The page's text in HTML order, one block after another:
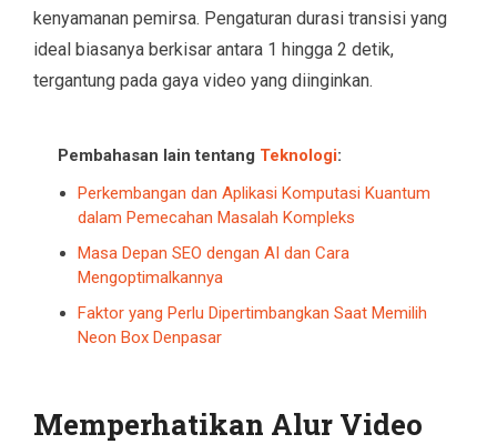
kenyamanan pemirsa. Pengaturan durasi transisi yang
ideal biasanya berkisar antara 1 hingga 2 detik,
tergantung pada gaya video yang diinginkan.
Pembahasan lain tentang Teknologi:
Perkembangan dan Aplikasi Komputasi Kuantum
dalam Pemecahan Masalah Kompleks
Masa Depan SEO dengan AI dan Cara
Mengoptimalkannya
Faktor yang Perlu Dipertimbangkan Saat Memilih
Neon Box Denpasar
Memperhatikan Alur Video